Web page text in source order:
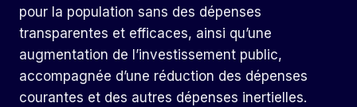
pour la population sans des dépenses
transparentes et efficaces, ainsi qu’une
augmentation de l’investissement public,
accompagnée d’une réduction des dépenses
courantes et des autres dépenses inertielles.